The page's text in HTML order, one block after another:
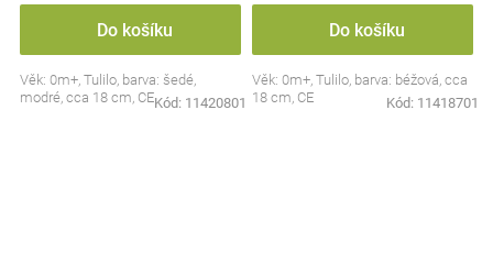
Do košíku
Věk: 0m+, Tulilo, barva: šedé,
modré, cca 18 cm, CEKód: 11420801
Do košíku
Věk: 0m+, Tulilo, barva: béžová, cca
18 cm, CE
Kód: 11418701